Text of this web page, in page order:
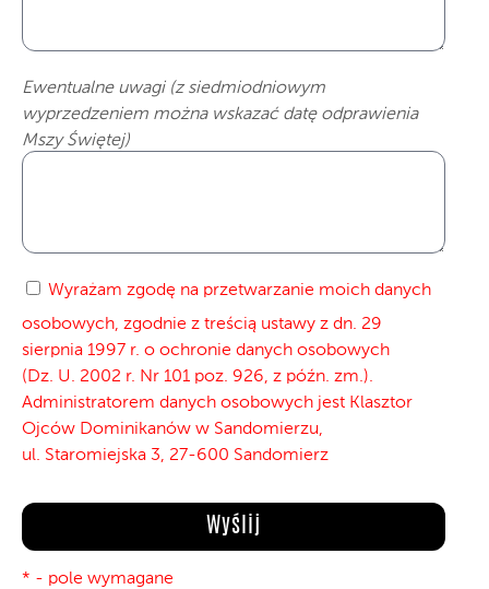
Ewentualne uwagi (z siedmiodniowym
wyprzedzeniem można wskazać datę odprawienia
Mszy Świętej)
Wyrażam zgodę na przetwarzanie moich danych
osobowych, zgodnie z treścią ustawy z dn. 29
sierpnia 1997 r. o ochronie danych osobowych
(Dz. U. 2002 r. Nr 101 poz. 926, z późn. zm.).
Administratorem danych osobowych jest Klasztor
Ojców Dominikanów w Sandomierzu,
ul. Staromiejska 3, 27-600 Sandomierz
* - pole wymagane